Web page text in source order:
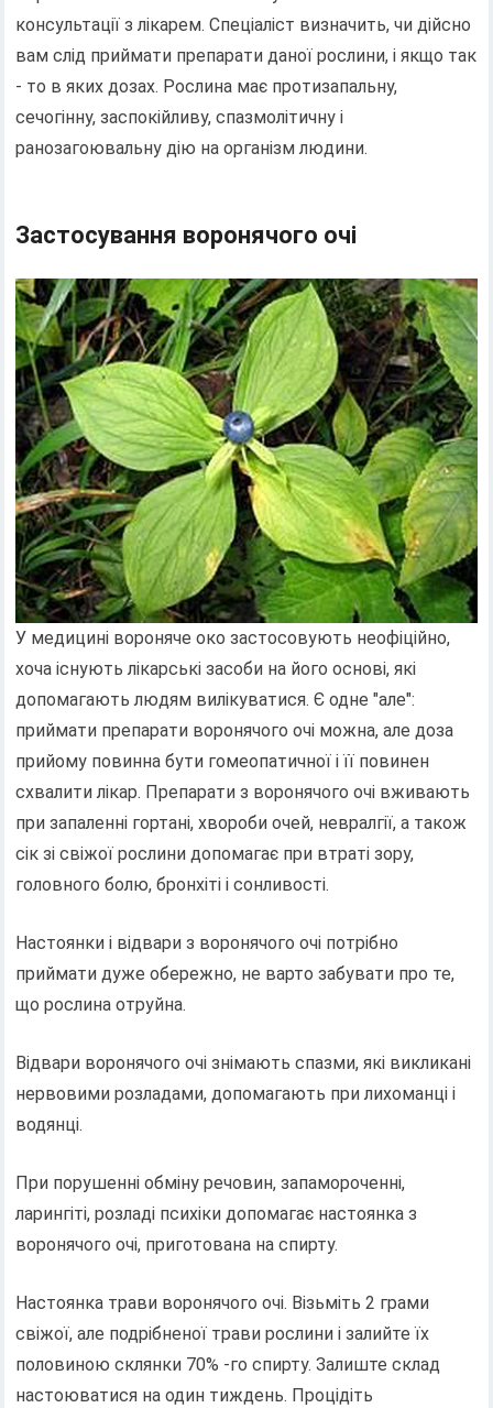
консультації з лікарем. Спеціаліст визначить, чи дійсно
вам слід приймати препарати даної рослини, і якщо так
- то в яких дозах. Рослина має протизапальну,
сечогінну, заспокійливу, спазмолітичну і
ранозагоювальну дію на організм людини.
Застосування воронячого очі
У медицині вороняче око застосовують неофіційно,
хоча існують лікарські засоби на його основі, які
допомагають людям вилікуватися. Є одне "але":
приймати препарати воронячого очі можна, але доза
прийому повинна бути гомеопатичної і її повинен
схвалити лікар. Препарати з воронячого очі вживають
при запаленні гортані, хвороби очей, невралгії, а також
сік зі свіжої рослини допомагає при втраті зору,
головного болю, бронхіті і сонливості.
Настоянки і відвари з воронячого очі потрібно
приймати дуже обережно, не варто забувати про те,
що рослина отруйна.
Відвари воронячого очі знімають спазми, які викликані
нервовими розладами, допомагають при лихоманці і
водянці.
При порушенні обміну речовин, запамороченні,
ларингіті, розладі психіки допомагає настоянка з
воронячого очі, приготована на спирту.
Настоянка трави воронячого очі. Візьміть 2 грами
свіжої, але подрібненої трави рослини і залийте їх
половиною склянки 70% -го спирту. Залиште склад
настоюватися на один тиждень. Процідіть